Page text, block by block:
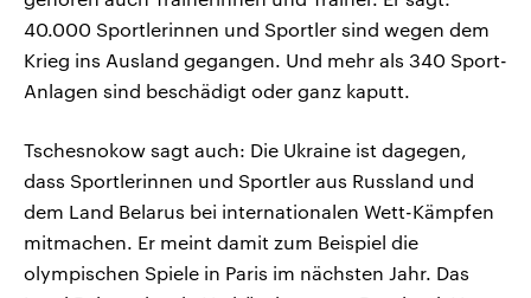
40.000 Sportlerinnen und Sportler sind wegen dem
Krieg ins Ausland gegangen. Und mehr als 340 Sport-
Anlagen sind beschädigt oder ganz kaputt.
Tschesnokow sagt auch: Die Ukraine ist dagegen,
dass Sportlerinnen und Sportler aus Russland und
dem Land Belarus bei internationalen Wett-Kämpfen
mitmachen. Er meint damit zum Beispiel die
olympischen Spiele in Paris im nächsten Jahr. Das